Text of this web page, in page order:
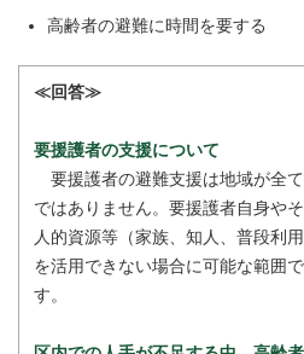
高齢者の避難に時間を要する
≪回答≫
要援護者の支援について
要援護者の避難支援は地域が全
ではありません。要援護者自身や
人的資源等（家族、知人、普段利
を活用できない場合に可能な範囲
す。